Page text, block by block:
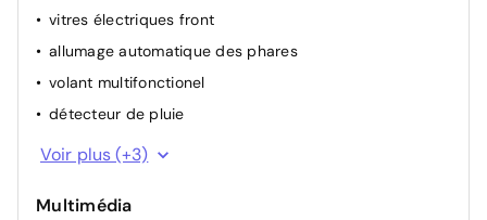
vitres électriques front
allumage automatique des phares
volant multifonctionel
détecteur de pluie
rétroviseur(s) électr.
climatisation (manuelle)
Voir plus (+3)
Multimédia